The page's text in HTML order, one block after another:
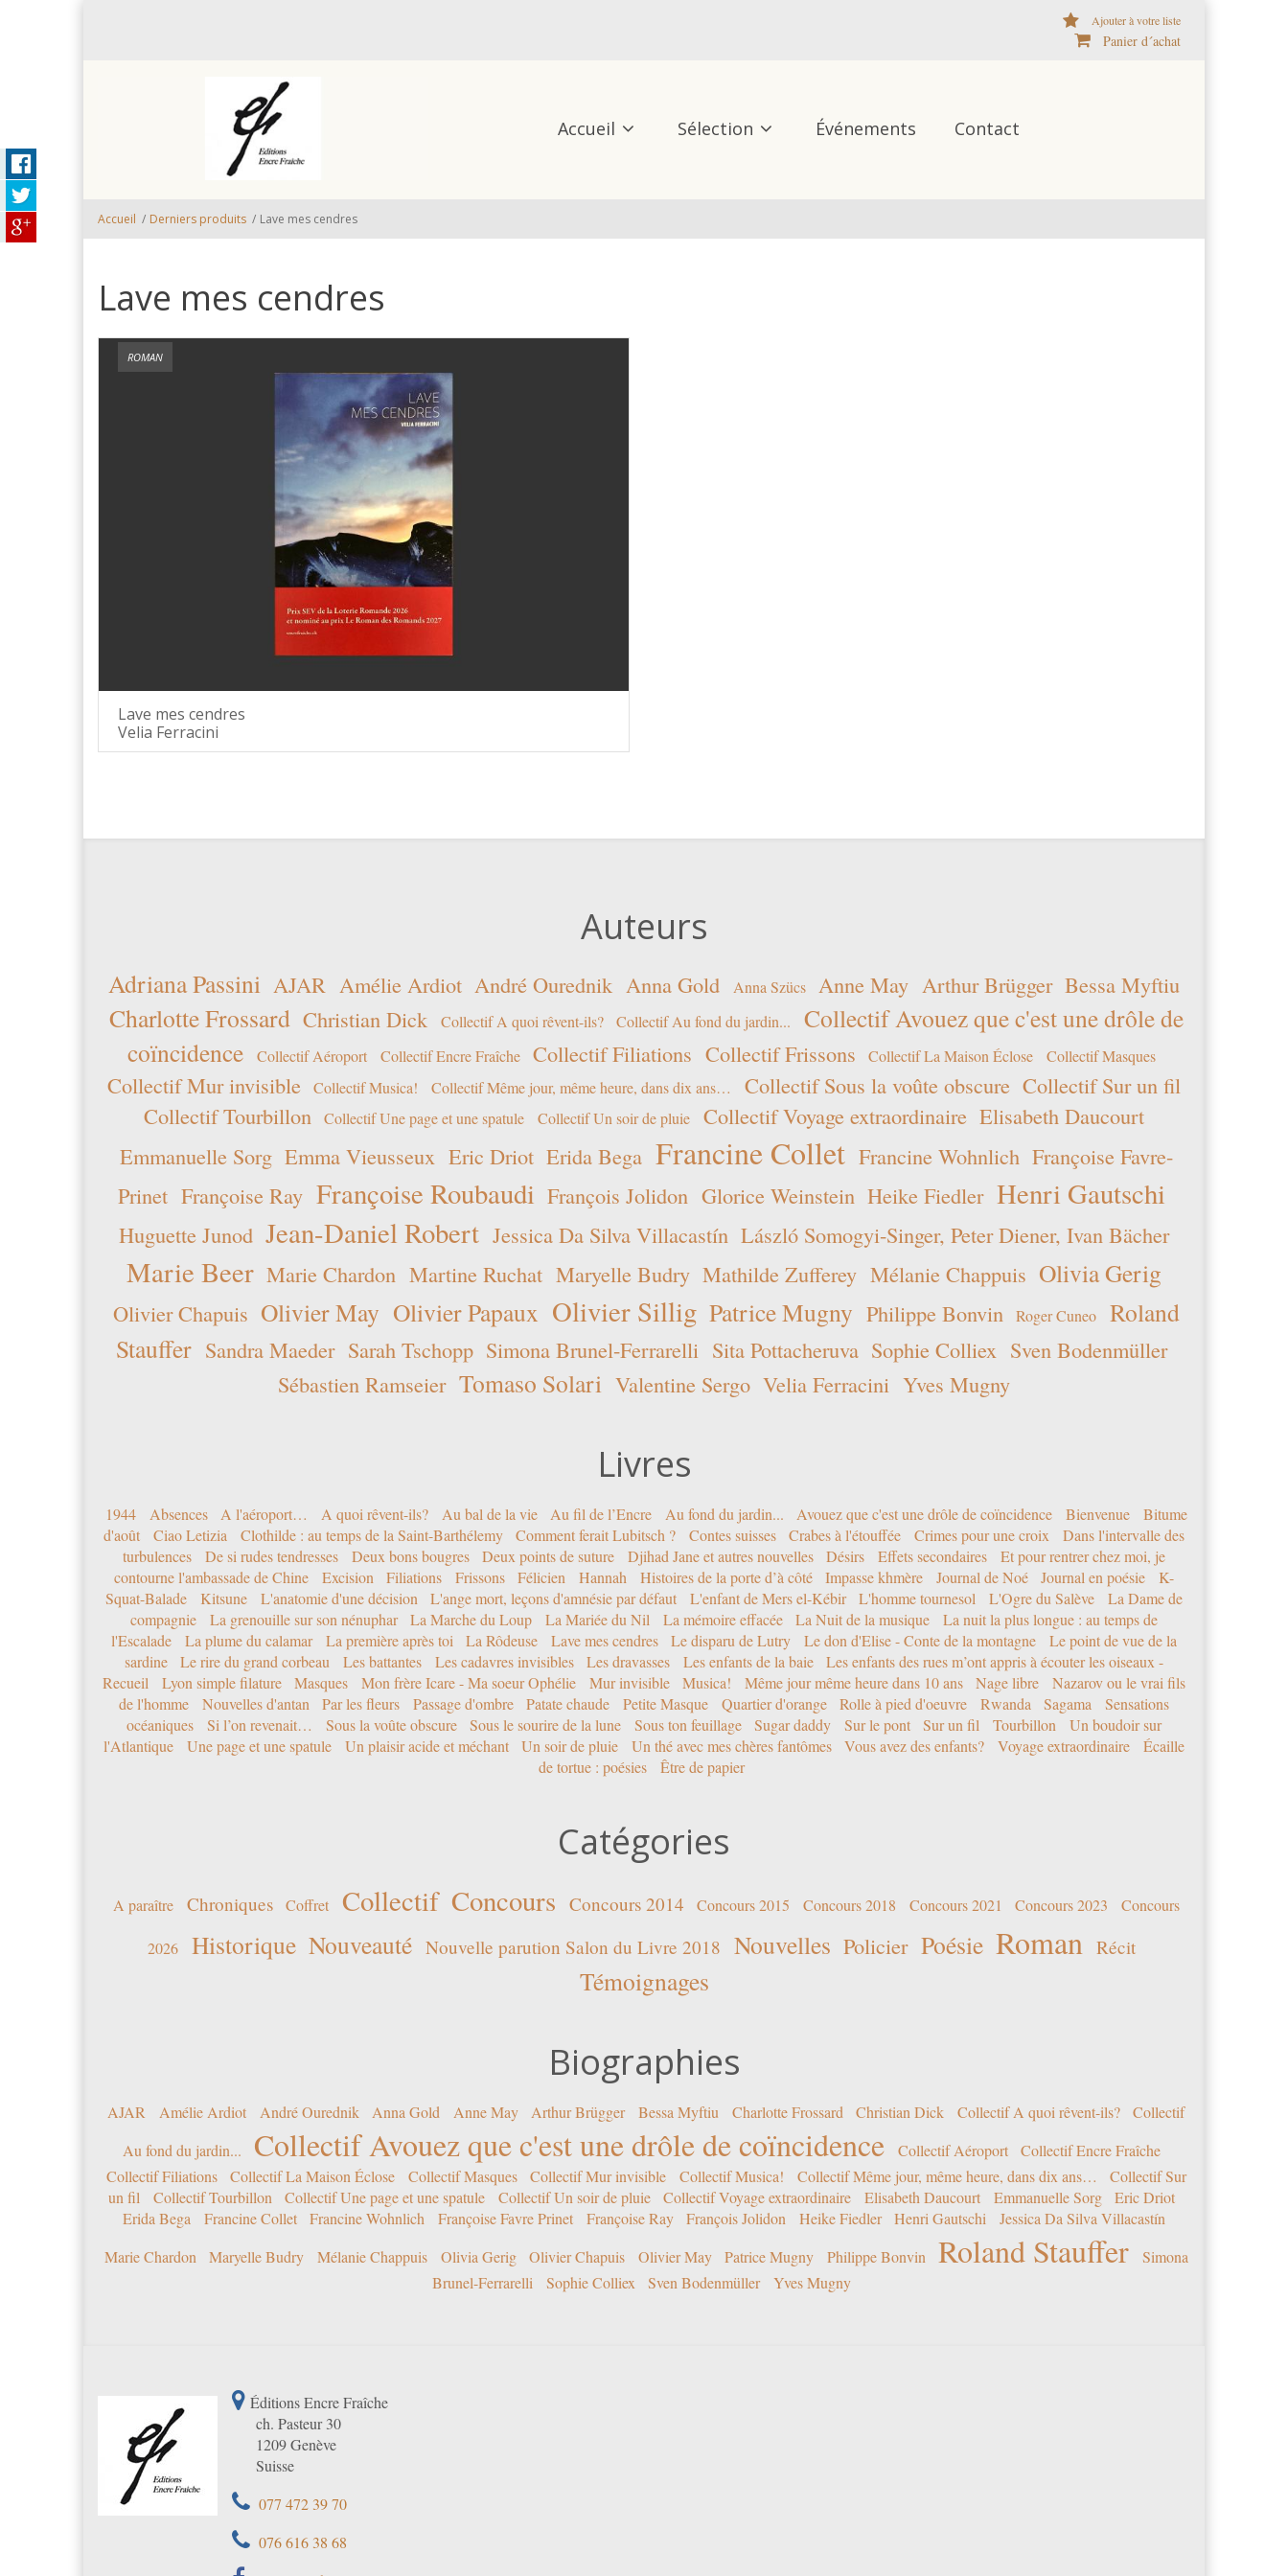
Ajouter à votre liste
Panier d´achat
Accueil Sélection Événements Contact
Accueil / Derniers produits / Lave mes cendres
Lave mes cendres
ROMAN
Lave mes cendres
Velia Ferracini
Auteurs
Adriana Passini AJAR Amélie Ardiot André Ourednik Anna Gold Anna Szücs Anne May Arthur Brügger Bessa Myftiu
Charlotte Frossard Christian Dick Collectif A quoi rêvent-ils? Collectif Au fond du jardin...
Collectif Avouez que c'est une drôle de
coïncidence
Collectif Aéroport Collectif Encre Fraîche Collectif Filiations Collectif Frissons Collectif La Maison Éclose Collectif Masques
Collectif Mur invisible Collectif Musica! Collectif Même jour, même heure, dans dix ans… Collectif Sous la voûte obscure Collectif Sur un fil
Collectif Tourbillon
Collectif Une page et une spatule Collectif Un soir de pluie Collectif Voyage extraordinaire Elisabeth Daucourt
Emmanuelle Sorg Emma Vieusseux Eric Driot Erida Bega Francine Collet Francine Wohnlich Françoise Favre-
Prinet Françoise Ray Françoise Roubaudi François Jolidon Glorice Weinstein Heike Fiedler Henri Gautschi
Huguette Junod Jean-Daniel Robert Jessica Da Silva Villacastín László Somogyi-Singer, Peter Diener, Ivan Bächer
Marie Beer Marie Chardon Martine Ruchat Maryelle Budry Mathilde Zufferey Mélanie Chappuis Olivia Gerig
Olivier Chapuis Olivier May Olivier Papaux Olivier Sillig Patrice Mugny Philippe Bonvin Roger Cuneo
Roland
Stauffer Sandra Maeder Sarah Tschopp Simona Brunel-Ferrarelli Sita Pottacheruva Sophie Colliex Sven Bodenmüller
Sébastien Ramseier Tomaso Solari Valentine Sergo Velia Ferracini Yves Mugny
Livres
1944 Absences A l'aéroport… A quoi rêvent-ils? Au bal de la vie Au fil de l’Encre Au fond du jardin... Avouez que c'est une drôle de coïncidence Bienvenue
Bitume
d'août
Ciao Letizia Clothilde : au temps de la Saint-Barthélemy Comment ferait Lubitsch ? Contes suisses Crabes à l'étouffée Crimes pour une croix
Dans l'intervalle des
turbulences
De si rudes tendresses Deux bons bougres Deux points de suture Djihad Jane et autres nouvelles Désirs Effets secondaires
Et pour rentrer chez moi, je
contourne l'ambassade de Chine
Excision Filiations Frissons Félicien Hannah Histoires de la porte d’à côté Impasse khmère Journal de Noé Journal en poésie
K-
Squat-Balade
Kitsune L'anatomie d'une décision L'ange mort, leçons d'amnésie par défaut L'enfant de Mers el-Kébir L'homme tournesol L'Ogre du Salève
La Dame de
compagnie
La grenouille sur son nénuphar La Marche du Loup La Mariée du Nil La mémoire effacée La Nuit de la musique
La nuit la plus longue : au temps de
l'Escalade
La plume du calamar La première après toi La Rôdeuse Lave mes cendres Le disparu de Lutry Le don d'Elise - Conte de la montagne
Le point de vue de la
sardine
Le rire du grand corbeau Les battantes Les cadavres invisibles Les dravasses Les enfants de la baie
Les enfants des rues m’ont appris à écouter les oiseaux -
Recueil
Lyon simple filature Masques Mon frère Icare - Ma soeur Ophélie Mur invisible Musica! Même jour même heure dans 10 ans Nage libre
Nazarov ou le vrai fils
de l'homme
Nouvelles d'antan Par les fleurs Passage d'ombre Patate chaude Petite Masque Quartier d'orange Rolle à pied d'oeuvre Rwanda Sagama
Sensations
océaniques
Si l’on revenait… Sous la voûte obscure Sous le sourire de la lune Sous ton feuillage Sugar daddy Sur le pont Sur un fil Tourbillon
Un boudoir sur
l'Atlantique
Une page et une spatule Un plaisir acide et méchant Un soir de pluie Un thé avec mes chères fantômes Vous avez des enfants? Voyage extraordinaire
Écaille
de tortue : poésies
Être de papier
Catégories
A paraître Chroniques Coffret Collectif Concours Concours 2014 Concours 2015 Concours 2018 Concours 2021 Concours 2023 Concours
2026 Historique Nouveauté Nouvelle parution Salon du Livre 2018 Nouvelles Policier Poésie Roman Récit
Témoignages
Biographies
AJAR Amélie Ardiot André Ourednik Anna Gold Anne May Arthur Brügger Bessa Myftiu Charlotte Frossard Christian Dick Collectif A quoi rêvent-ils?
Collectif
Au fond du jardin...
Collectif Avouez que c'est une drôle de coïncidence Collectif Aéroport
Collectif Encre Fraîche
Collectif Filiations
Collectif La Maison Éclose Collectif Masques Collectif Mur invisible Collectif Musica! Collectif Même jour, même heure, dans dix ans…
Collectif Sur
un fil
Collectif Tourbillon Collectif Une page et une spatule Collectif Un soir de pluie Collectif Voyage extraordinaire Elisabeth Daucourt Emmanuelle Sorg
Eric Driot
Erida Bega
Francine Collet Francine Wohnlich Françoise Favre Prinet Françoise Ray François Jolidon Heike Fiedler Henri Gautschi
Jessica Da Silva Villacastín
Marie Chardon
Maryelle Budry Mélanie Chappuis Olivia Gerig Olivier Chapuis Olivier May Patrice Mugny Philippe Bonvin Roland Stauffer
Simona
Brunel-Ferrarelli
Sophie Colliex Sven Bodenmüller Yves Mugny
Éditions Encre Fraîche
ch. Pasteur 30
1209 Genève
Suisse
077 472 39 70
076 616 38 68